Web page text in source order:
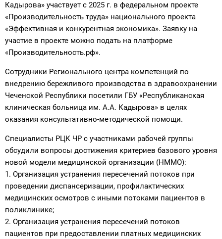
Кадырова» участвует с 2025 г. в федеральном проекте
«Производительность труда» национального проекта
«Эффективная и конкурентная экономика». Заявку на
участие в проекте можно подать на платформе
«Производительность.рф».
Сотрудники Регионального центра компетенций по
внедрению бережливого производства в здравоохранении
Чеченской Республики посетили ГБУ «Республиканская
клиническая больница им. А.А. Кадырова» в целях
оказания консультативно-методической помощи.
Специалисты РЦК ЧР с участниками рабочей группы
обсудили вопросы достижения критериев базового уровня
новой модели медицинской организации (НММО):
1. Организация устранения пересечений потоков при
проведении диспансеризации, профилактических
медицинских осмотров с иными потоками пациентов в
поликлинике;
2. ⁠Организация устранения пересечений потоков
пациентов при предоставлении платных медицинских